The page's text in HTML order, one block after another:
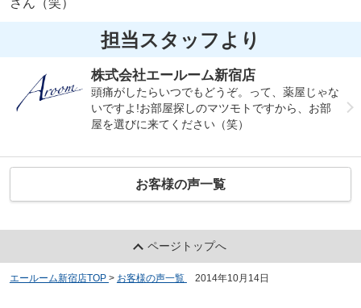
さん（笑）
担当スタッフより
株式会社エールーム新宿店
頭痛がしたらいつでもどうぞ。って、薬屋じゃな
いですよ!お部屋探しのマツモトですから、お部
屋を選びに来てください（笑）
お客様の声一覧
ページトップへ
エールーム新宿店TOP > お客様の声一覧 2014年10月14日